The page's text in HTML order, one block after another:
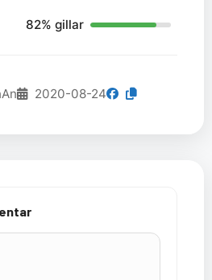
82% gillar
2020-08-24